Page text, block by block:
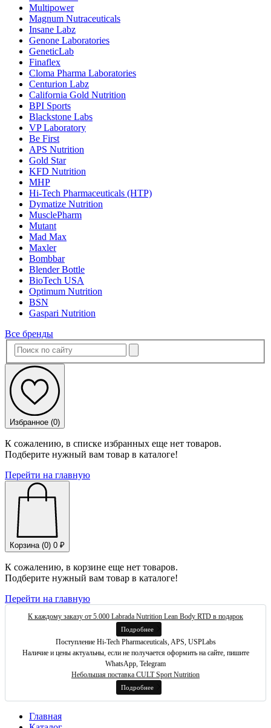
Multipower
Magnum Nutraceuticals
Insane Labz
Genone Laboratories
GeneticLab
Finaflex
Cloma Pharma Laboratories
Centurion Labz
California Gold Nutrition
BPI Sports
Blackstone Labs
VP Laboratory
Be First
APS Nutrition
Gold Star
KFD Nutrition
MHP
Hi-Tech Pharmaceuticals (HTP)
Dymatize Nutrition
MusclePharm
Mutant
Mad Max
Maxler
Bombbar
Blender Bottle
BioTech USA
Optimum Nutrition
BSN
Gaspari Nutrition
Все бренды
Избранное (0)
К сожалению, в списке избранных еще нет товаров.
Подберите нужный вам товар в каталоге!
Перейти на главную
Корзина (0) 0 ₽
К сожалению, в корзине еще нет товаров.
Подберите нужный вам товар в каталоге!
Перейти на главную
К каждому заказу от 5.000 Labrada Nutrition Lean Body RTD в подарок
Подробнее
Поступление Hi-Tech Pharmaceuticals, APS, USPLabs
Наличие и цены актуальны, если не получается оформить на сайте, пишите
WhatsApp, Telegram
Небольшая поставка CULT Sport Nutrition
Подробнее
Главная